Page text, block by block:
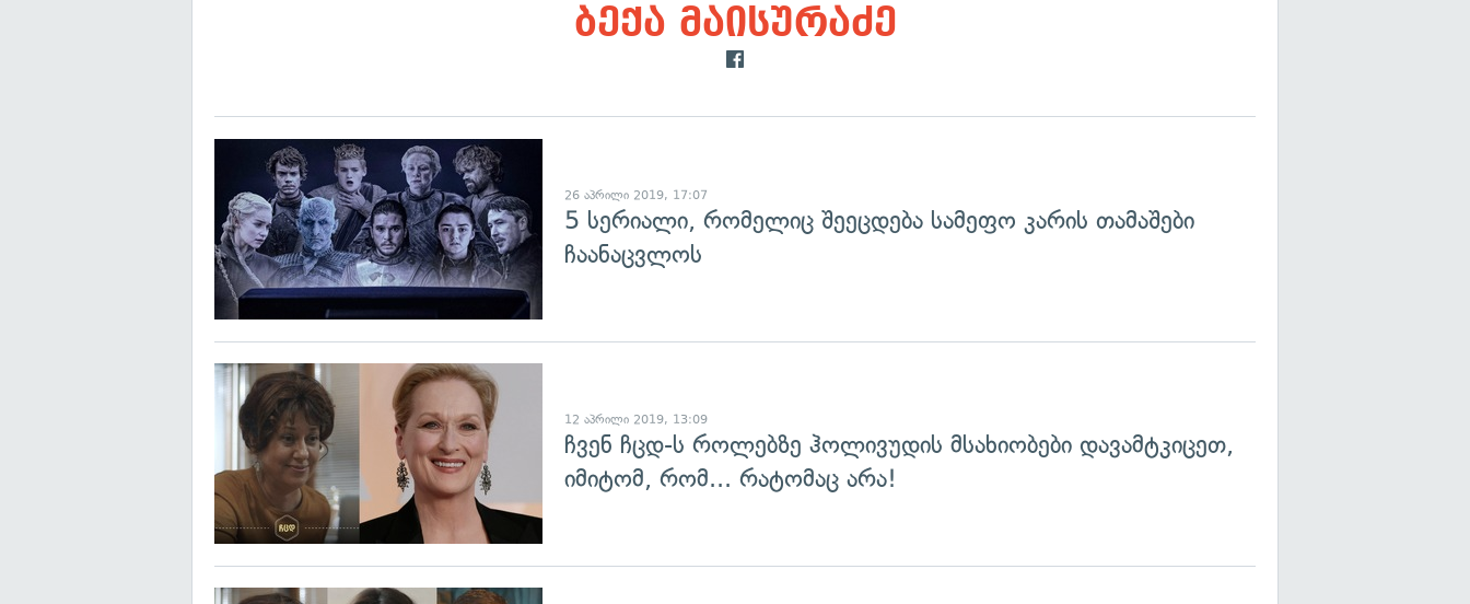
ბექა მაისურაძე
26 აპრილი 2019, 17:07
5 სერიალი, რომელიც შეეცდება სამეფო კარის თამაშები
ჩაანაცვლოს
12 აპრილი 2019, 13:09
ჩვენ ჩცდ-ს როლებზე ჰოლივუდის მსახიობები დავამტკიცეთ,
იმიტომ, რომ... რატომაც არა!